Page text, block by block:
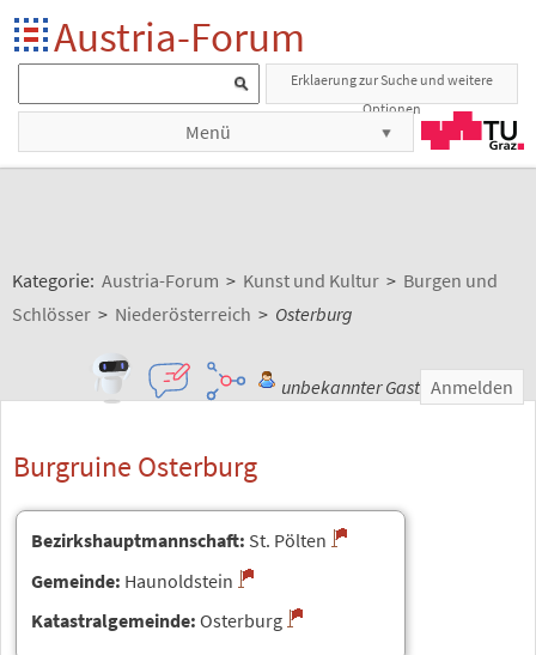
Austria-Forum
Erklaerung zur Suche und weitere
Optionen
Menü
Kategorie: Austria-Forum > Kunst und Kultur > Burgen und
Schlösser > Niederösterreich > Osterburg
unbekannter Gast Anmelden
Burgruine Osterburg
Bezirkshauptmannschaft: St. Pölten
Gemeinde: Haunoldstein
Katastralgemeinde: Osterburg